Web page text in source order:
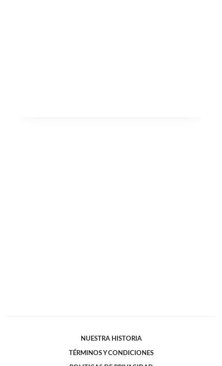
NUESTRA HISTORIA
TÉRMINOS Y CONDICIONES